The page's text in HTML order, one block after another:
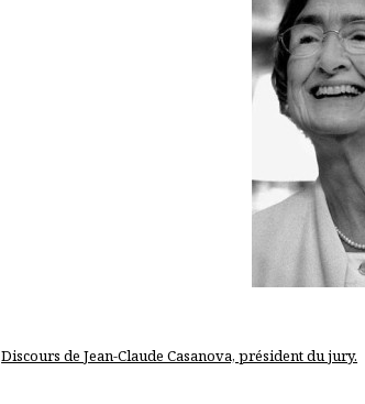
Discours de Jean-Claude Casanova, président du jury.